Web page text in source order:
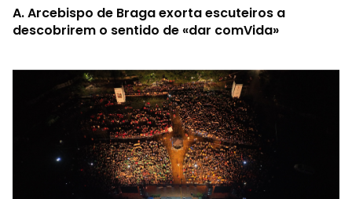
A.Arcebispo de Braga exorta escuteiros a
descobrirem o sentido de «dar comVida»